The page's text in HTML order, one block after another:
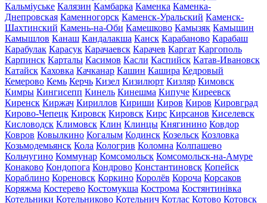
Кальміуське Калязин Камбарка Каменка Каменка-
Днепровская Каменногорск Каменск-Уральский Каменск-
Шахтинский Камень-на-Оби Камешково Камызяк Камышин
Камышлов Канаш Кандалакша Канск Карабаново Карабаш
Карабулак Карасук Карачаевск Карачев Каргат Каргополь
Карпинск Карталы Касимов Касли Каспийск Катав-Ивановск
Катайск Каховка Качканар Кашин Кашира Кедровый
Кемерово Кемь Керчь Кизел Кизилюрт Кизляр Кимовск
Кимры Кингисепп Кинель Кинешма Кипуче Киреевск
Киренск Киржач Кириллов Кириши Киров Киров Кировград
Кирово-Чепецк Кировск Кировск Кирс Кирсанов Киселевск
Кисловодск Климовск Клин Клинцы Княгинино Ковдор
Ковров Ковылкино Когалым Кодинск Козельск Козловка
Козьмодемьянск Кола Кологрив Коломна Колпашево
Кольчугино Коммунар Комсомольск Комсомольск-на-Амуре
Конаково Кондопога Кондрово Константиновск Копейск
Кораблино Кореновск Коркино Королёв Короча Корсаков
Коряжма Костерево Костомукша Кострома Костянтинівка
Котельники Котельниково Котельнич Котлас Котово Котовск